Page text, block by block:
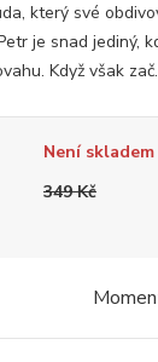
který své
je snad jediný,
Když však
Není skladem
349 Kč